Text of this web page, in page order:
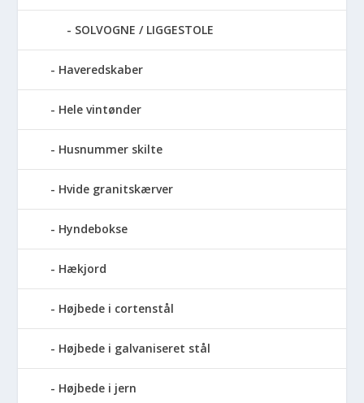
SOLVOGNE / LIGGESTOLE
Haveredskaber
Hele vintønder
Husnummer skilte
Hvide granitskærver
Hyndebokse
Hækjord
Højbede i cortenstål
Højbede i galvaniseret stål
Højbede i jern